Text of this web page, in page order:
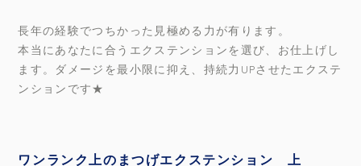
長年の経験でつちかった見極める力が有ります。
本当にあなたに合うエクステンションを選び、お仕上げし
ます。ダメージを最小限に抑え、持続力UPさせたエクステ
ンションです★
ワンランク上のまつげエクステンション 上